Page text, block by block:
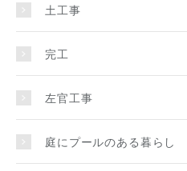
土工事
完工
左官工事
庭にプールのある暮らし